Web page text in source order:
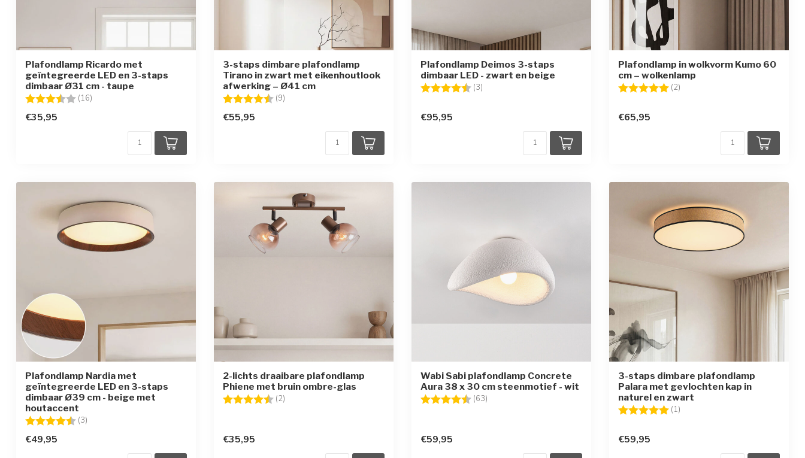
Plafondlamp Ricardo met
geïntegreerde LED en 3-staps
dimbaar Ø31 cm - taupe
Beoordeling: (16)
€35,95
3-staps dimbare plafondlamp
Tirano in zwart met eikenhoutlook
afwerking – Ø41 cm
Beoordeling: (9)
€55,95
Plafondlamp Deimos 3-staps
dimbaar LED - zwart en beige
Beoordeling: (3)
€95,95
Plafondlamp in wolkvorm Kumo 60
cm – wolkenlamp
Beoordeling: (2)
€65,95
Plafondlamp Nardia met
geïntegreerde LED en 3-staps
dimbaar Ø39 cm - beige met
houtaccent
Beoordeling: (3)
€49,95
2-lichts draaibare plafondlamp
Phiene met bruin ombre-glas
Beoordeling: (2)
€35,95
Wabi Sabi plafondlamp Concrete
Aura 38 x 30 cm steenmotief - wit
Beoordeling: (63)
€59,95
3-staps dimbare plafondlamp
Palara met gevlochten kap in
naturel en zwart
Beoordeling: (1)
€59,95